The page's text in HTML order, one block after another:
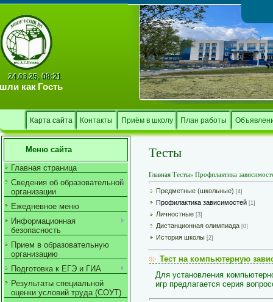
24.03.25, 08:21
как Гость
Карта сайта Контакты Приём в школу План работы
Меню сайта
Главная страница
Сведения об образовательной
организации
Ежедневное меню
Информационная
безопасность
Прием в образовательную
организацию
Подготовка к ЕГЭ и ГИА
Результаты специальной
оценки условий труда (СОУТ)
Тесты
Главная Тесты» Профилактика
Предметные (школьные) [4]
Профилактика зависимостей [1]
Личностные [3]
Дистанционная олимпиада [0]
История школы [2]
Тест на компьютерную
Для установления
игр предлагается серия